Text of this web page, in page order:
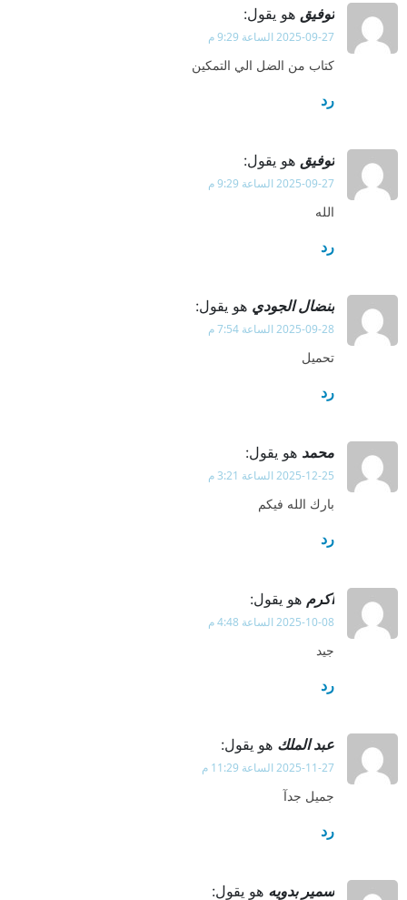
توفيق هو يقول:
2025-09-27 الساعة 9:29 م
كتاب من الضل الي التمكين
رد
توفيق هو يقول:
2025-09-27 الساعة 9:29 م
الله
رد
بنضال الجودي هو يقول:
2025-09-28 الساعة 7:54 م
تحميل
رد
محمد هو يقول:
2025-12-25 الساعة 3:21 م
بارك الله فيكم
رد
اكرم هو يقول:
2025-10-08 الساعة 4:48 م
جيد
رد
عبد الملك هو يقول:
2025-11-27 الساعة 11:29 م
جميل جدآ
رد
سمير بدويه هو يقول: